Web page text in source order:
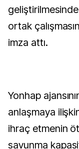
ortak
imza attı.
Yonhap
anlaşmaya
ihraç etmenin
savunma